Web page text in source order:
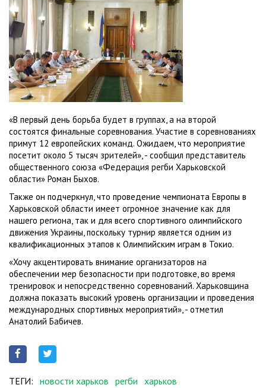
«В первый день борьба будет в группах, а на второй
состоятся финальные соревнования. Участие в соревнованиях
примут 12 европейских команд. Ожидаем, что мероприятие
посетит около 5 тысяч зрителей», - сообщил представитель
общественного союза «Федерация регби Харьковской
области» Роман Быхов.
Также он подчеркнул, что проведение чемпионата Европы в
Харьковской области имеет огромное значение как для
нашего региона, так и для всего спортивного олимпийского
движения Украины, поскольку турнир является одним из
квалификационных этапов к Олимпийским играм в Токио.
«Хочу акцентировать внимание организаторов на
обеспечении мер безопасности при подготовке, во время
тренировок и непосредственно соревнований. Харьковщина
должна показать высокий уровень организации и проведения
международных спортивных мероприятий», - отметил
Анатолий Бабичев.
ТЕГИ: новости харьков регби харьков